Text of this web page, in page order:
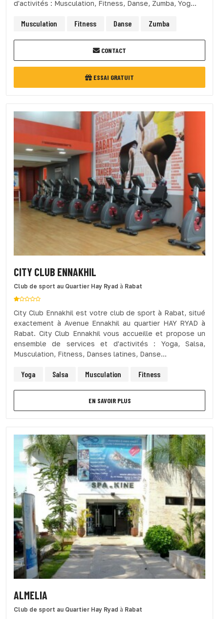
d'activités : Musculation, Fitness, Danse, Zumba, Yog...
Musculation Fitness Danse Zumba
CONTACT
ESSAI GRATUIT
CITY CLUB ENNAKHIL
Club de sport au Quartier Hay Ryad à Rabat
City Club Ennakhil est votre club de sport à Rabat, situé
exactement à Avenue Ennakhil au quartier HAY RYAD à
Rabat. City Club Ennakhil vous accueille et propose un
ensemble de services et d'activités : Yoga, Salsa,
Musculation, Fitness, Danses latines, Danse...
Yoga Salsa Musculation Fitness
EN SAVOIR PLUS
ALMELIA
Club de sport au Quartier Hay Ryad à Rabat